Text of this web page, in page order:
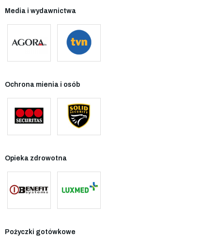
Media i wydawnictwa
Ochrona mienia i osób
Opieka zdrowotna
Pożyczki gotówkowe